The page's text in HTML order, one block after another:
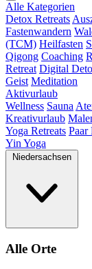
Alle Kategorien
Detox Retreats
Fastenwandern
(TCM) Heilfasten
Qigong Coaching
Retreat Digital
Geist Meditation
Aktivurlaub
Wellness Sauna
Kreativurlaub
Yoga Retreats Paar
Yin Yoga
Niedersachsen
Alle Orte